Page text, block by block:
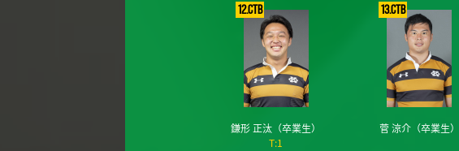
12.CTB
鎌形 正汰 （卒業生）
T:1
13.CTB
菅 涼介（卒業生）